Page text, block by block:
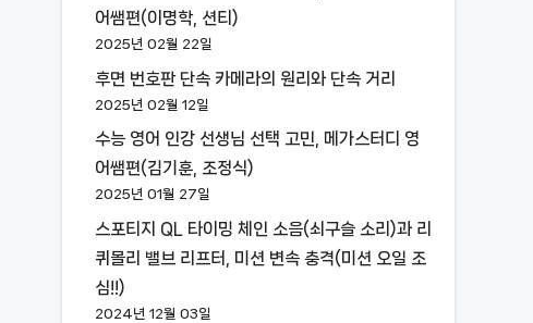
어쌤편(이명학, 션티)
2025년 02월 22일
후면 번호판 단속 카메라의 원리와 단속 거리
2025년 02월 12일
수능 영어 인강 선생님 선택 고민, 메가스터디 영
어쌤편(김기훈, 조정식)
2025년 01월 27일
스포티지 QL 타이밍 체인 소음(쇠구슬 소리)과 리
퀴몰리 밸브 리프터, 미션 변속 충격(미션 오일 조
심!!)
2024년 12월 03일